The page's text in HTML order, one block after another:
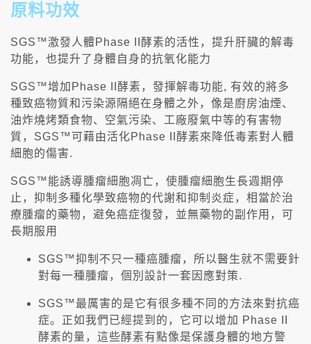
原料功效
SGS™激發人體Phase II酵素的活性，提升肝臟的解毒
功能，也提升了身體自身的抗氧化能力
SGS™增加Phase II酵素，發揮解毒功能, 有效的將多
種致癌物質和污染源隔絕在身體之外，像是廚房油煙、
油炸燒烤類食物、空氣污染、工廠廢氣中等的有害物
質，SGS™可藉由活化Phase II酵素來降低毒素對人體
細胞的傷害.
SGS™能誘導腫瘤細胞凋亡，使腫瘤細胞生長週期停
止，抑制多種化學致癌物的代謝和抑制炎症，相當於治
療腫瘤的藥物，避免癌症復發，並無藥物的副作用，可
長期服用
SGS™抑制不只一種癌腫瘤，所以醫生就不需要針
對每一種腫瘤，個別設計一套因應對策.
SGS™最厲害的是它有很多種不同的方法來對抗癌
症。正如我們已經提到的，它可以增加 Phase II
酵素的量，這些酵素有點像是保護身體的地方警